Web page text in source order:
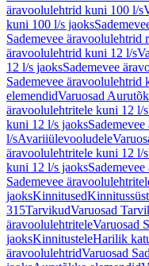
äravoolulehtrid kuni 100 l/s
kuni 100 l/s jaoks
Sademevee äravoolulehtrid
äravoolulehtrid kuni 12 l/s
12 l/s jaoksSademevee
Sademevee äravoolulehtrid
elemendidVaruosad
äravoolulehtritele kuni 12 l/s
kuni 12 l/s jaoks
l/sAvariiülevooludele
äravoolulehtritele kuni 12 l/s
kuni 12 l/s jaoks
Sademevee
jaoksKinnitused
315TarvikudVaruosad
äravoolulehtriteleVaruosad
jaoksKinnitusteleHarilik
äravoolulehtridVaruosad